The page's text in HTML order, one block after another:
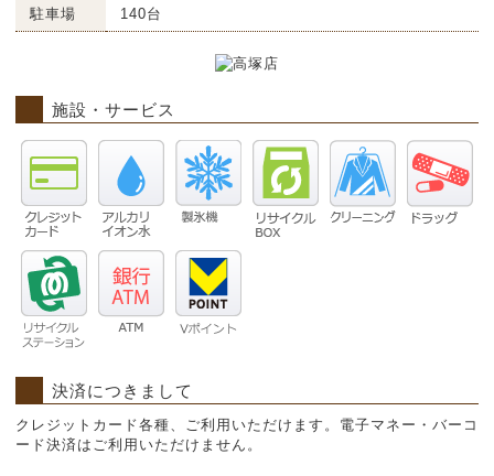
駐車場 140台
施設・サービス
決済につきまして
クレジットカード各種、ご利用いただけます。電子マネー・バーコ
ード決済はご利用いただけません。